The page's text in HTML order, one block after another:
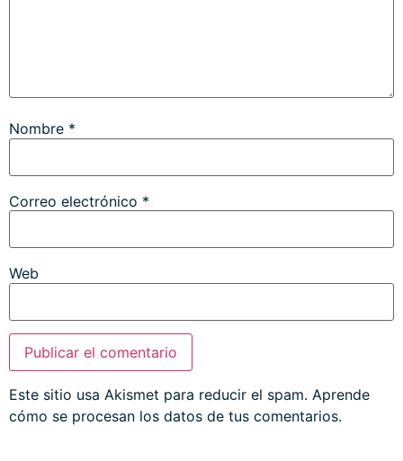
Nombre *
Correo electrónico *
Web
Este sitio usa Akismet para reducir el spam. Aprende
cómo se procesan los datos de tus comentarios.